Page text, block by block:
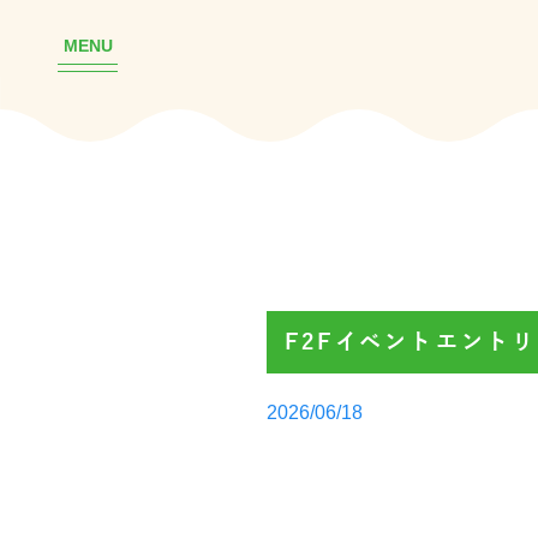
MENU
F2Fイベントエント
Posted
2026/06/18